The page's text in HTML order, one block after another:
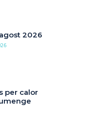
2026
per calor